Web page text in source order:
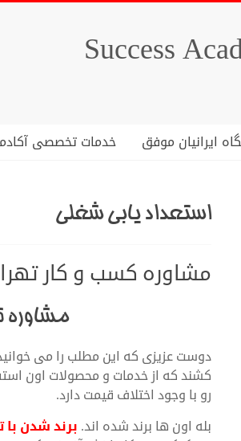
ایرانیان موفق خدمات تخصصی
استعداد یابی شغلی
مشاوره کسب و کار
مشاوره
دوست عزیزی که این مطلب را می
کشند که از خدمات و محصولات اون
رو با وجود اختلاف قیمت دارد.
بله اون ها برند شده اند.برند شدن